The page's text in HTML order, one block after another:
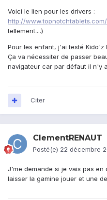
Voici le lien pour les drivers :
http://
tellement....)
Pour les enfant, j'ai testé Kido'z
Ça va nécessiter de passer
navigateur car par défaut il n'y
Citer
ClementRENAUT
Posté(e) 22 décembre
J'me demande si je vais pas en
laisser la gamine jouer et une